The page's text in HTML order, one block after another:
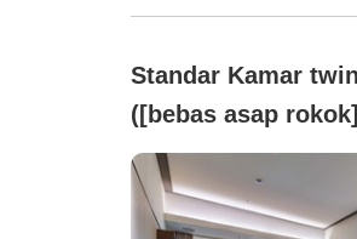
Standar Kamar
([bebas asap
dengan
(27 m²))